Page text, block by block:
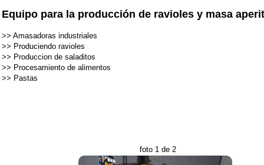
Equipo para la producción de ravioles y masa
>> Amasadoras industriales
>> Produciendo ravioles
>> Produccion de saladitos
>> Procesamiento de alimentos
>> Pastas
foto 1 de 2